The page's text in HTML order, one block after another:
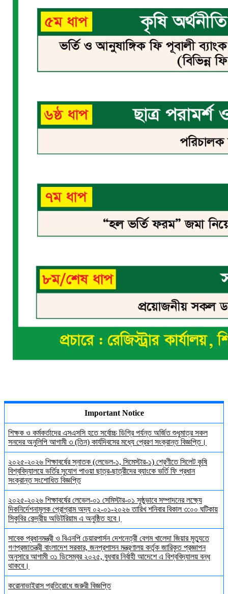
Important Notice
শিক্ষক ও কর্মকর্তাদের এসএসসি হতে সর্বোচ্চ ডিগ্রি পর্যন্ত অর্জিত শুধুমাত্র সকল
সনদের অনুলিপি আগামী ৩ (তিন) কার্যদিবসের মধ্যে প্রেরণ সংক্রান্ত বিজ্ঞপ্তি।
২০২৫-২০২৬ শিক্ষাবর্ষের স্নাতক (লেভেল-১, সিমেস্টার-১) শ্রেণীতে সিলেট কৃষি
বিশ্ববিদ্যালয়ে ভর্তির সুযোগ পাওয়া ছাত্র-ছাত্রীদের ব্যাংকে ভর্তি ফি প্রধান
সংক্রান্ত সংশোধিত বিজ্ঞপ্তি
২০২৫-২০২৬ শিক্ষাবর্ষের লেভেল-০১ সেমিস্টার-০১ সুষ্ঠুভাবে সম্পাদনের লক্ষ্যে
দিকনির্দেশনামূলক প্রোগ্রাম অদ্য ০২-০১-২০২৬ তারিখ শনিবার বিকাল ৩:০০ ঘটিকায়
সিকৃবির কেন্দ্রীয় অডিটরিয়াম এ অনুষ্ঠিত হবে।
সাবেক প্রধানমন্ত্রী ও বিএনপি চেয়ারপার্সন দেশনেত্রী বেগম খালেদা জিয়ার মৃত্যুতে
গণপ্রজাতন্ত্রী বাংলাদেশ সরকার, জনপ্রশাসন মন্ত্রণালয় কর্তৃক জারিকৃত প্রজ্ঞাপন
অনুসারে আগামী ৩১ ডিসেম্বর ২০২৫, বুধবার নির্বাহী আদেশে এ বিশ্ববিদ্যালয় বন্ধ
থাকবে।
করোনাভাইরাস প্রতিরোধে জরুরী বিজ্ঞপ্তি